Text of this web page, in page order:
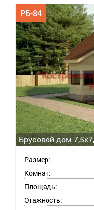
Брусовой дом
РБ-84
Размер:
Комнат:
Площадь:
Этажность: